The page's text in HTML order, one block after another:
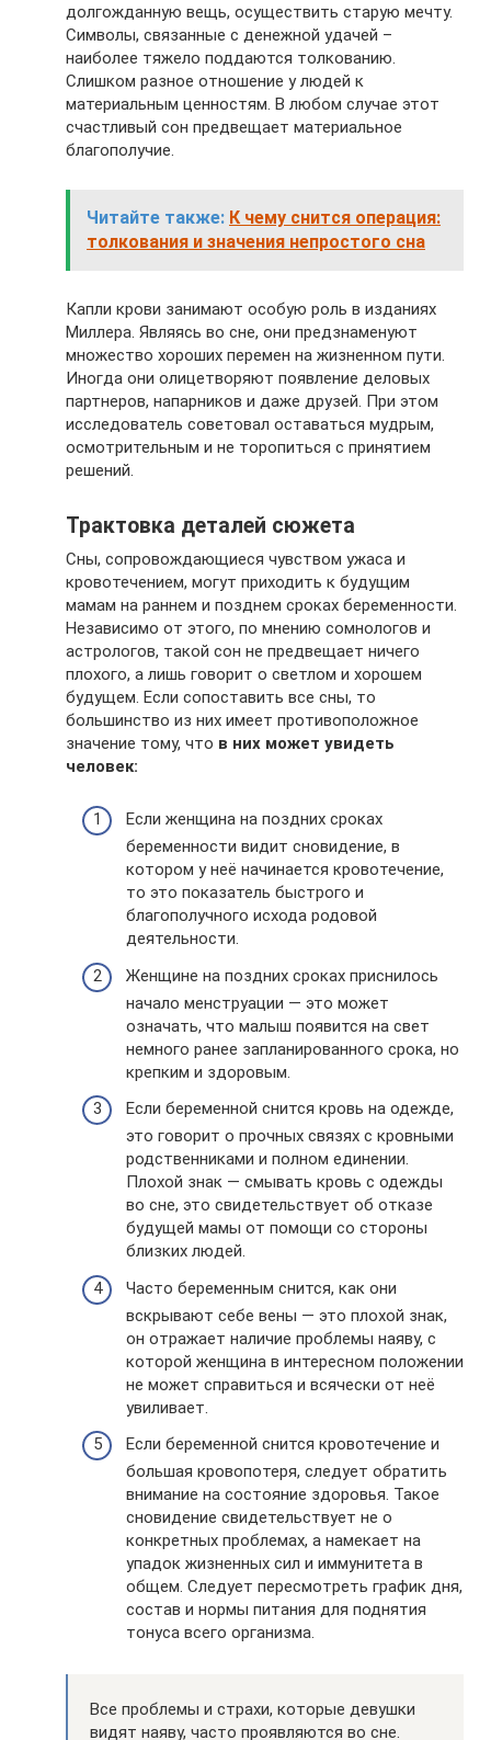
долгожданную вещь, осуществить старую мечту.
Символы, связанные с денежной удачей –
наиболее тяжело поддаются толкованию.
Слишком разное отношение у людей к
материальным ценностям. В любом случае этот
счастливый сон предвещает материальное
благополучие.
Читайте также: К чему снится операция:
толкования и значения непростого сна
Капли крови занимают особую роль в изданиях
Миллера. Являясь во сне, они предзнаменуют
множество хороших перемен на жизненном пути.
Иногда они олицетворяют появление деловых
партнеров, напарников и даже друзей. При этом
исследователь советовал оставаться мудрым,
осмотрительным и не торопиться с принятием
решений.
Трактовка деталей сюжета
Сны, сопровождающиеся чувством ужаса и
кровотечением, могут приходить к будущим
мамам на раннем и позднем сроках беременности.
Независимо от этого, по мнению сомнологов и
астрологов, такой сон не предвещает ничего
плохого, а лишь говорит о светлом и хорошем
будущем. Если сопоставить все сны, то
большинство из них имеет противоположное
значение тому, что в них может увидеть
человек:
Если женщина на поздних сроках
беременности видит сновидение, в
котором у неё начинается кровотечение,
то это показатель быстрого и
благополучного исхода родовой
деятельности.
Женщине на поздних сроках приснилось
начало менструации — это может
означать, что малыш появится на свет
немного ранее запланированного срока, но
крепким и здоровым.
Если беременной снится кровь на одежде,
это говорит о прочных связях с кровными
родственниками и полном единении.
Плохой знак — смывать кровь с одежды
во сне, это свидетельствует об отказе
будущей мамы от помощи со стороны
близких людей.
Часто беременным снится, как они
вскрывают себе вены — это плохой знак,
он отражает наличие проблемы наяву, с
которой женщина в интересном положении
не может справиться и всячески от неё
увиливает.
Если беременной снится кровотечение и
большая кровопотеря, следует обратить
внимание на состояние здоровья. Такое
сновидение свидетельствует не о
конкретных проблемах, а намекает на
упадок жизненных сил и иммунитета в
общем. Следует пересмотреть график дня,
состав и нормы питания для поднятия
тонуса всего организма.
Все проблемы и страхи, которые девушки
видят наяву, часто проявляются во сне.